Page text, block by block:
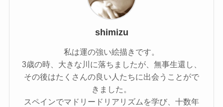
shimizu
私は運の強い絵描きです。
3歳の時、大きな川に落ちましたが、無事生還し、
その後はたくさんの良い人たちに出会うことがで
きました。
スペインでマドリードリアリズムを学び、十数年